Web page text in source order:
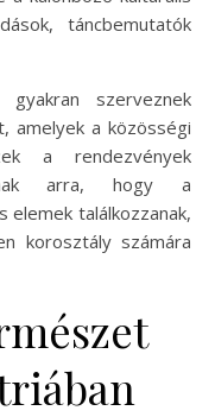
táncbemutatók
szerveznek
amelyek a közösségi
a rendezvények
arra, hogy a
elemek találkozzanak,
korosztály számára